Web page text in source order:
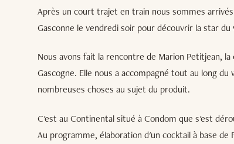
Après un court trajet en train nous sommes
Gasconne le vendredi soir pour découvrir la star du
Nous avons fait la rencontre de Marion Petitjean,
Gascogne. Elle nous a accompagné tout au long
nombreuses choses au sujet du produit.
C'est au Continental situé à Condom que s'est
Au programme, élaboration d'un cocktail à base de